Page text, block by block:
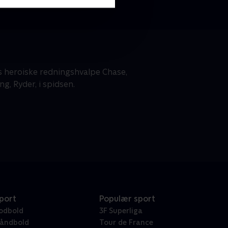
redningshvalpe Chase,
Ryder, i spidsen.
Populær sport
3F Superliga
Tour de France